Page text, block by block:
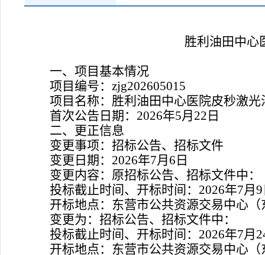
胜利油田中心
一、项目基本情况
项目编号： zjg202605015
项目名称： 胜利油田中心医院皮秒激光
首次公告日期： 2026年5月 22 日
二、更正信息
变更事项：招标公告、招标文件
变更日期： 2026年7月 6 日
变更内容： 原招标公告、招标文件中：
投标截止时间、开标时间： 2026年7月 9
开标地点：东营市公共资源交易中心
变更为： 招标公告、招标文件中：
投标截止时间、 开标时间： 2026年7月
开标地点：东营市公共资源交易中心